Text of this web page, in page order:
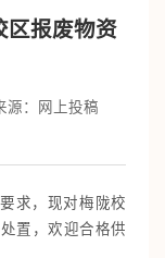
区报废物资
源：网上投稿
求，现对梅陇校
置，欢迎合格供